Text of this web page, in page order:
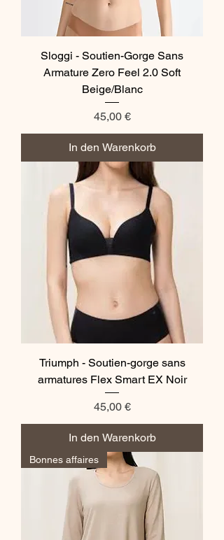
Sloggi - Soutien-Gorge Sans
Armature Zero Feel 2.0 Soft
Beige/Blanc
Preis
45,00 €
In den Warenkorb
Triumph - Soutien-gorge sans
armatures Flex Smart EX Noir
Preis
45,00 €
In den Warenkorb
Bonnes affaires